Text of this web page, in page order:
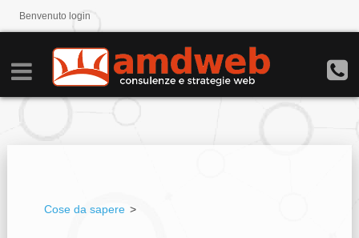
Benvenuto login
Cose da sapere >